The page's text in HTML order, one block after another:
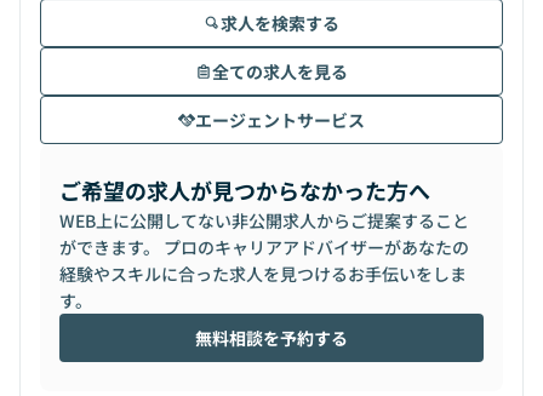
求人を検索する
全ての求人を見る
エージェントサービス
ご希望の求人が見つからなかった方へ
WEB上に公開してない非公開求人からご提案すること
ができます。 プロのキャリアアドバイザーがあなたの
経験やスキルに合った求人を見つけるお手伝いをしま
す。
無料相談を予約する